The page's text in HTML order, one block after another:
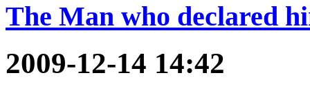
The Man who declared
2009-12-14 14:42